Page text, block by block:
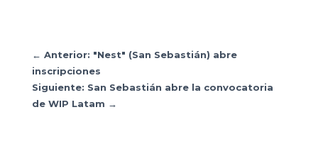
← Anterior: "Nest" (San Sebastián) abre
inscripciones
Siguiente: San Sebastián abre la convocatoria
de WIP Latam →